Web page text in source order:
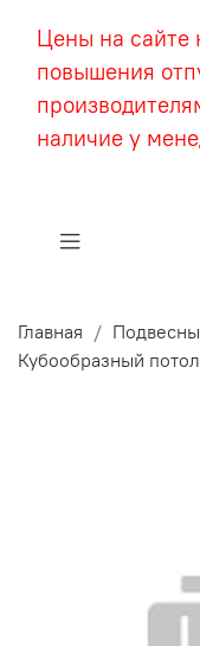
Цены на сайте
повышения
наличие у
Главная
Кубообразный